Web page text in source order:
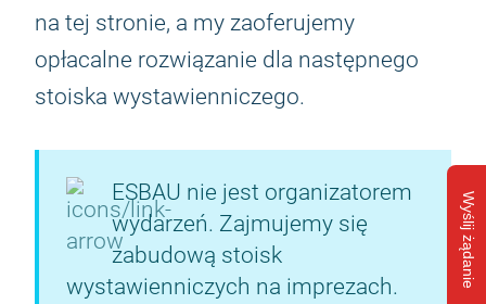
Wyślij żądanie
na tej stronie, a my zaoferujemy
opłacalne rozwiązanie dla następnego
stoiska wystawienniczego.
ESBAU nie jest organizatorem
wydarzeń. Zajmujemy się
zabudową stoisk
wystawienniczych na imprezach.